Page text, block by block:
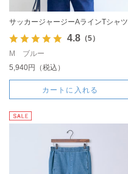
サッカージャージーAラインTシャツ
4.8（5）
M ブルー
5,940円（税込）
カートに入れる